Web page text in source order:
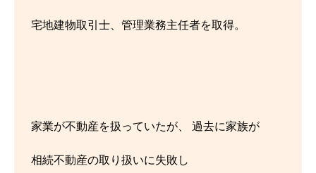
宅地建物取引士、管理業務主任者を取得。
家業が不動産を扱っていたが、 過去に家族が
相続不動産の取り扱いに失敗し